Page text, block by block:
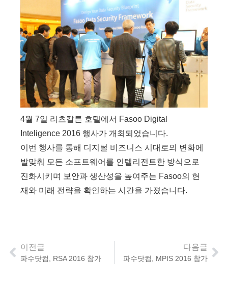
4월 7일 리츠칼튼 호텔에서 Fasoo Digital
Inteligence 2016 행사가 개최되었습니다.
이번 행사를 통해 디지털 비즈니스 시대로의 변화에
발맞춰 모든 소프트웨어를 인텔리전트한 방식으로
진화시키며 보안과 생산성을 높여주는 Fasoo의 현
재와 미래 전략을 확인하는 시간을 가졌습니다.
이전글
파수닷컴, RSA 2016 참가
다음글
파수닷컴, MPIS 2016 참가